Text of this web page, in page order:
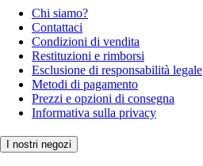
Chi siamo?
Contattaci
Condizioni di vendita
Restituzioni e rimborsi
Esclusione di responsabilità legale
Metodi di pagamento
Prezzi e opzioni di consegna
Informativa sulla privacy
I nostri negozi